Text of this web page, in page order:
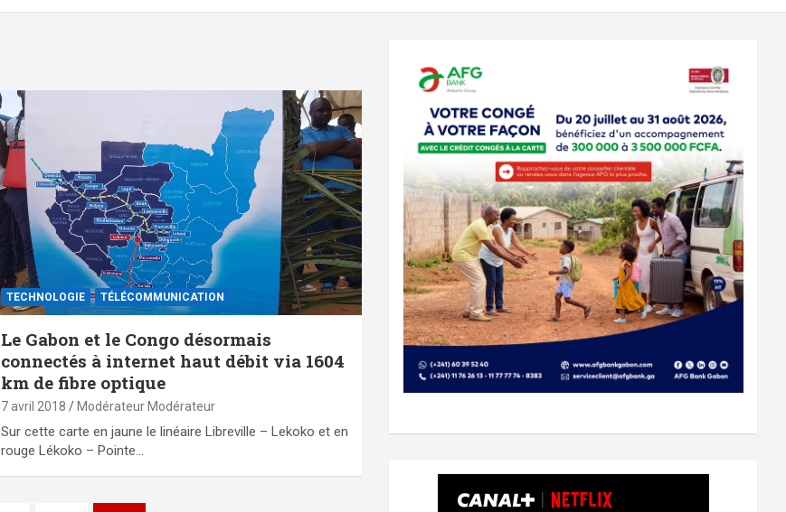
TECHNOLOGIE TÉLÉCOMMUNICATION
Le Gabon et le Congo désormais
connectés à internet haut débit via 1604
km de fibre optique
7 avril 2018 Modérateur Modérateur
Sur cette carte en jaune le linéaire Libreville – Lekoko et en
rouge Lékoko – Pointe…